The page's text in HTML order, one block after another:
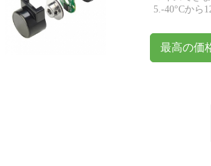
5.-40°Cから
最高の価